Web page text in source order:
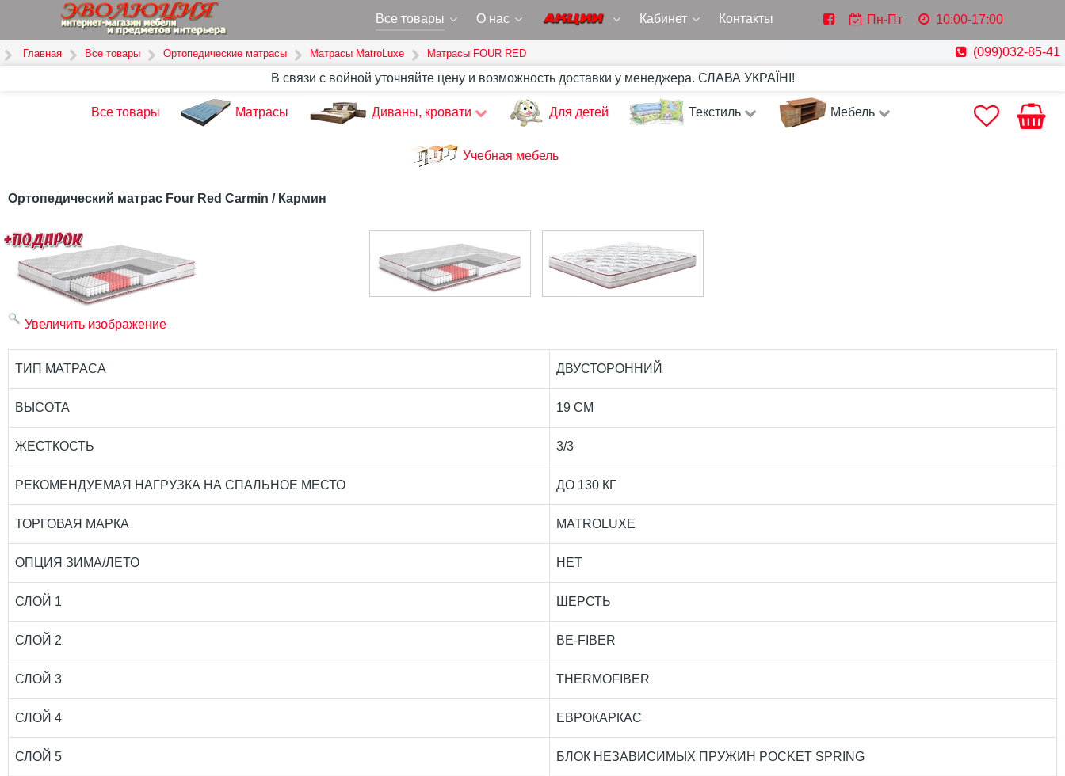
Все товары О нас Кабинет Контакты Пн-Пт 10:00-17:00
Главная Все товары Ортопедические матрасы Матрасы MatroLuxe Матрасы FOUR RED
(099)032-85-41
В связи с войной уточняйте цену и возможность доставки у менеджера. СЛАВА УКРАЇНІ!
Все товары Матрасы Диваны, кровати Для детей Текстиль Мебель
Учебная мебель
Ортопедический матрас Four Red Carmin / Кармин
Увеличить изображение
ТИП МАТРАСА ДВУСТОРОННИЙ
ВЫСОТА 19 СМ
ЖЕСТКОСТЬ 3/3
РЕКОМЕНДУЕМАЯ НАГРУЗКА НА СПАЛЬНОЕ МЕСТО ДО 130 КГ
ТОРГОВАЯ МАРКА MATROLUXE
ОПЦИЯ ЗИМА/ЛЕТО НЕТ
СЛОЙ 1 ШЕРСТЬ
СЛОЙ 2 BE-FIBER
СЛОЙ 3 THERMOFIBER
СЛОЙ 4 ЕВРОКАРКАС
СЛОЙ 5 БЛОК НЕЗАВИСИМЫХ ПРУЖИН POCKET SPRING